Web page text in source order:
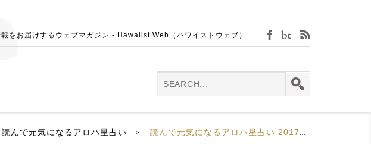
をお届けするウェブマガジン - Hawaiist Web（ハワイストウェブ） facebookbijin-tokei
読んで元気になるアロハ星占い > 読んで元気になるアロハ星占い 2017年6月